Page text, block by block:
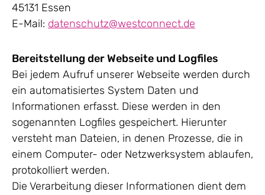
45131 Essen
E-Mail: datenschutz@westconnect.de
Bereitstellung der Webseite und Logfiles
Bei jedem Aufruf unserer Webseite werden durch
ein automatisiertes System Daten und
Informationen erfasst. Diese werden in den
sogenannten Logfiles gespeichert. Hierunter
versteht man Dateien, in denen Prozesse, die in
einem Computer- oder Netzwerksystem ablaufen,
protokolliert werden.
Die Verarbeitung dieser Informationen dient dem